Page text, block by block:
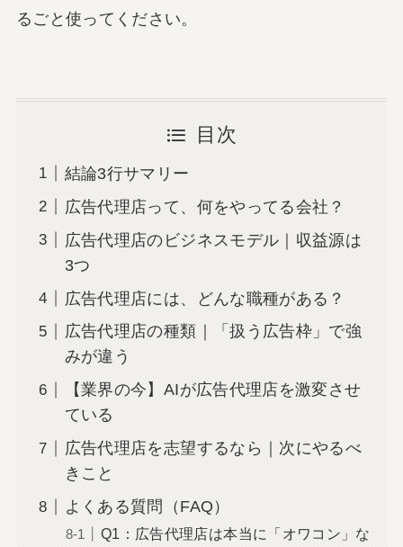
るごと使ってください。
目次
結論3行サマリー
広告代理店って、何をやってる会社？
広告代理店のビジネスモデル｜収益源は
3つ
広告代理店には、どんな職種がある？
広告代理店の種類｜「扱う広告枠」で強
みが違う
【業界の今】AIが広告代理店を激変させ
ている
広告代理店を志望するなら｜次にやるべ
きこと
よくある質問（FAQ）
Q1：広告代理店は本当に「オワコン」な